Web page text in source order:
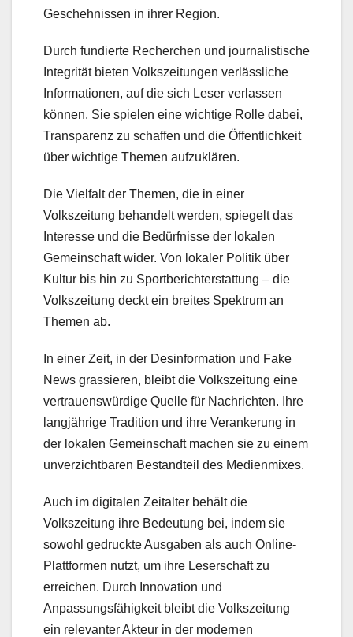
Geschehnissen in ihrer Region.
Durch fundierte Recherchen und journalistische
Integrität bieten Volkszeitungen verlässliche
Informationen, auf die sich Leser verlassen
können. Sie spielen eine wichtige Rolle dabei,
Transparenz zu schaffen und die Öffentlichkeit
über wichtige Themen aufzuklären.
Die Vielfalt der Themen, die in einer
Volkszeitung behandelt werden, spiegelt das
Interesse und die Bedürfnisse der lokalen
Gemeinschaft wider. Von lokaler Politik über
Kultur bis hin zu Sportberichterstattung – die
Volkszeitung deckt ein breites Spektrum an
Themen ab.
In einer Zeit, in der Desinformation und Fake
News grassieren, bleibt die Volkszeitung eine
vertrauenswürdige Quelle für Nachrichten. Ihre
langjährige Tradition und ihre Verankerung in
der lokalen Gemeinschaft machen sie zu einem
unverzichtbaren Bestandteil des Medienmixes.
Auch im digitalen Zeitalter behält die
Volkszeitung ihre Bedeutung bei, indem sie
sowohl gedruckte Ausgaben als auch Online-
Plattformen nutzt, um ihre Leserschaft zu
erreichen. Durch Innovation und
Anpassungsfähigkeit bleibt die Volkszeitung
ein relevanter Akteur in der modernen